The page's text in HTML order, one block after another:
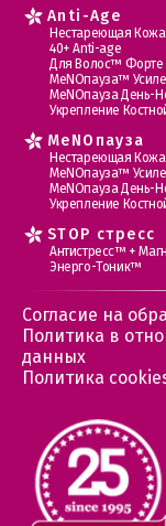
Anti-Age
Нестареющая
40+ Anti-age
Для Волос™ Форте
МеNOпауза™
МеNOпауза День-
Укрепление
MеNOпауза
Нестареющая
МеNOпауза™
МеNOпауза День-
Укрепление
STOP стресс
Антистресс™ +
Энерго-Тоник™
Согласие на
Политика в
данных
Политика